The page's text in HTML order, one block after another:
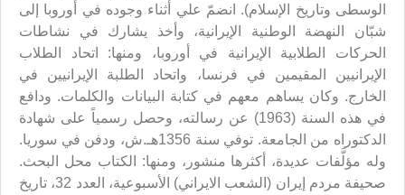
الوسطى وتاريخ الإسلام). انضمّ علي أثناء وجوده في أوروبا إلى
شبّان النهضة الوطنية الإيرانية، وأخذ يشارك في نشاطات
الحركات الطلابية الإيرانية في أوروبا، ومنها: اتحاد الطلاب
الإيرانيين المقيمين في فرنسا، واتحاد الطلبة الإيرانيين في
الخارج. وكان يساهم معهم في كتابة البيانات والكلمات. ودافع
في هذه السنة (1963) عن رسالته، وحصل رسمياً على شهادة
الدكتوراه من الجامعة. توفي سنة 1356هـ.ش، ودفن في سوريا.
وله مؤلَّفات عديدة، أكثرها منشور، ومنها: الكتاب محل البحث.
صحيفة مردم إيران (الشعب الايراني) الأسبوعية، العدد 32، تاريخ